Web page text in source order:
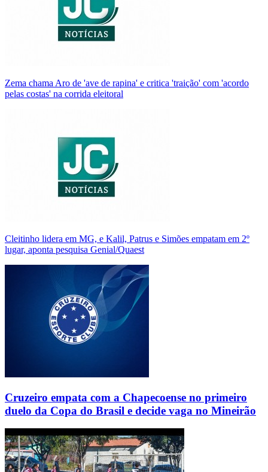
Zema chama Aro de 'ave de rapina' e critica 'traição' com 'acordo
pelas costas' na corrida eleitoral
Cleitinho lidera em MG, e Kalil, Patrus e Simões empatam em 2º
lugar, aponta pesquisa Genial/Quaest
Cruzeiro empata com a Chapecoense no primeiro
duelo da Copa do Brasil e decide vaga no Mineirão